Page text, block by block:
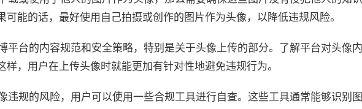
能的话，最好使用自己拍摄或创作的图片作为头像，以降低违规风险。
平台的内容规范和安全策略，特别是关于头像上传的部分。了解平台对头像
，用户在上传头像时就能更加有针对性地避免违规行为。
违规的风险，用户可以使用一些合规工具进行自查。这些工具通常能够识别